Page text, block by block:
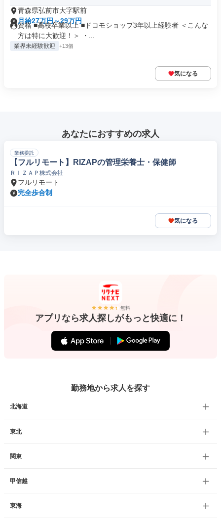
青森県弘前市大字駅前
月給27万円～29万円
資格 ■高校卒業以上 ■ドコモショップ3年以上経験者 ＜こんな
方は特に大歓迎！＞ ・...
業界未経験歓迎 +13個
気になる
あなたにおすすめの求人
業務委託
【フルリモート】RIZAPの管理栄養士・保健師
ＲＩＺＡＰ株式会社
フルリモート
完全歩合制
気になる
無料
アプリなら求人探しがもっと快適に！
勤務地から求人を探す
北海道
東北
関東
甲信越
東海